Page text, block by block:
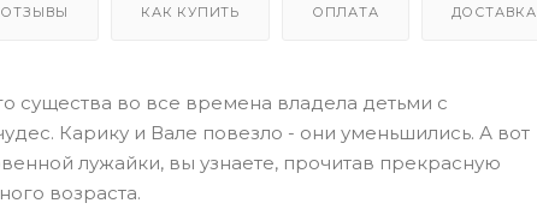
ОТЗЫВЫ КАК КУПИТЬ ОПЛАТА ДОСТАВКА
существа во все времена владела детьми с
Карику и Вале повезло - они уменьшились. А вот
лужайки, вы узнаете, прочитав прекрасную
возраста.